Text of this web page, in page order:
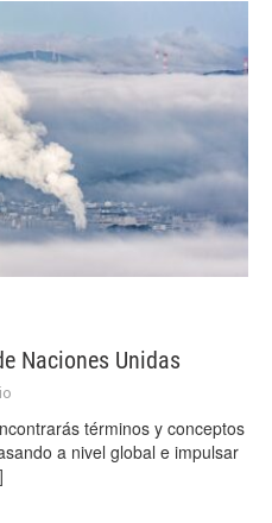
Naciones Unidas
términos y conceptos
a nivel global e impulsar